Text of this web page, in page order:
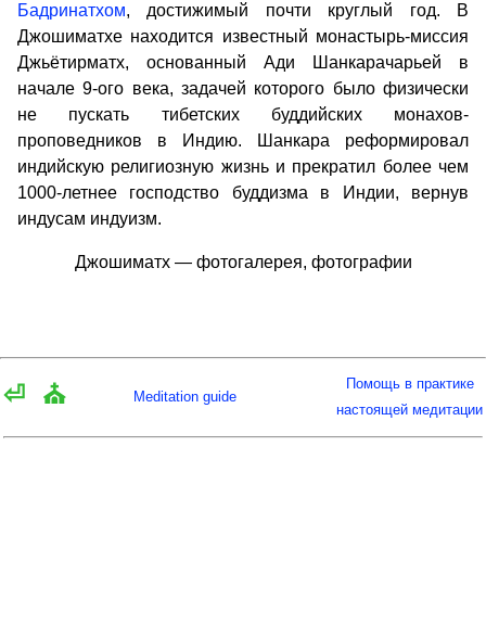
Бадринатхом, достижимый почти круглый год. В
Джошиматхе находится известный монастырь-миссия
Джьётирматх, основанный Ади Шанкарачарьей в
начале 9-ого века, задачей которого было физически
не пускать тибетских буддийских монахов-
проповедников в Индию. Шанкара реформировал
индийскую религиозную жизнь и прекратил более чем
1000-летнее господство буддизма в Индии, вернув
индусам индуизм.
Джошиматх — фотогалерея, фотографии
⏎ ⛪ Meditation guide
Помощь в практике
настоящей медитации